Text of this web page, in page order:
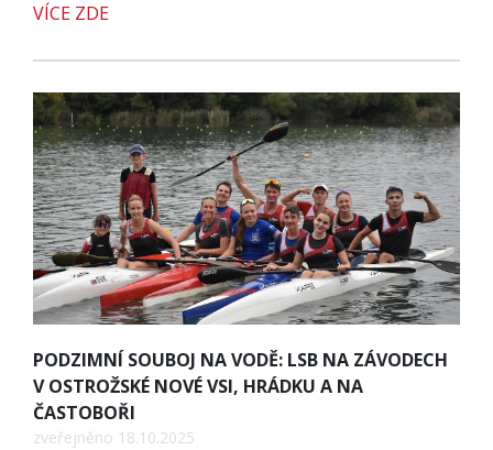
VÍCE ZDE
PODZIMNÍ SOUBOJ NA VODĚ: LSB NA ZÁVODECH
V OSTROŽSKÉ NOVÉ VSI, HRÁDKU A NA
ČASTOBOŘI
zveřejněno 18.10.2025